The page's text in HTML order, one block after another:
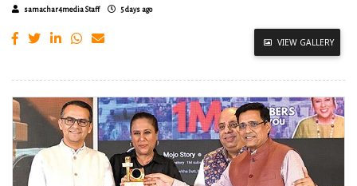
samachar4media Staff 5 days ago
VIEW GALLERY